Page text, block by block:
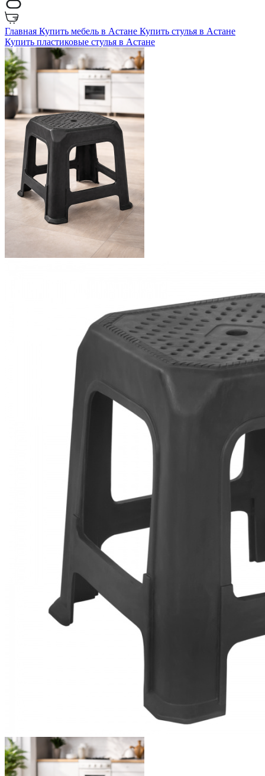
Главная Купить мебель в Астане Купить стулья в Астане
Купить пластиковые стулья в Астане